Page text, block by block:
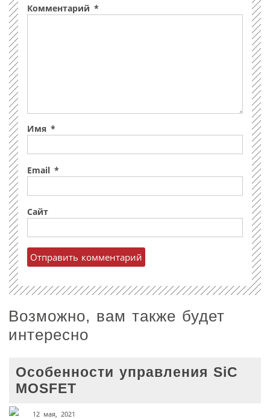
Комментарий *
Имя *
Email *
Сайт
Возможно, вам также будет
интересно
Особенности управления SiC
MOSFET
12 мая, 2021